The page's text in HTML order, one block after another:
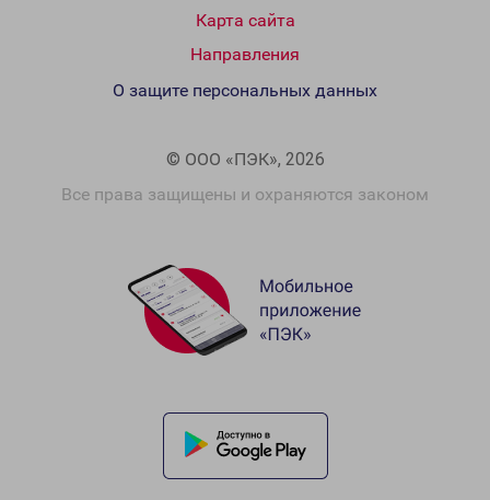
Карта сайта
Направления
© ООО «ПЭК», 2026
Все права защищены и охраняются законом
О защите персональных данных